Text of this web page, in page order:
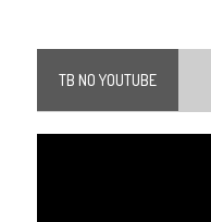
TB NO YOUTUBE